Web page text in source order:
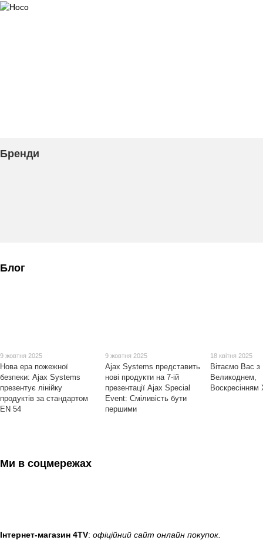
Бренди
Блог
9 жовтня 2025
Нова ера пожежної
безпеки: Ajax Systems
презентує лінійку
продуктів за стандартом
EN 54
9 жовтня 2025
Ajax Systems представить
нові продукти на 7-ій
презентації Ajax Special
Event: Сміливість бути
першими
18 квітня 2025
Вітаємо Вас з
Великоднем,
Ми в соцмережах
Інтернет-магазин 4TV: офіційний сайт онлайн покупок.